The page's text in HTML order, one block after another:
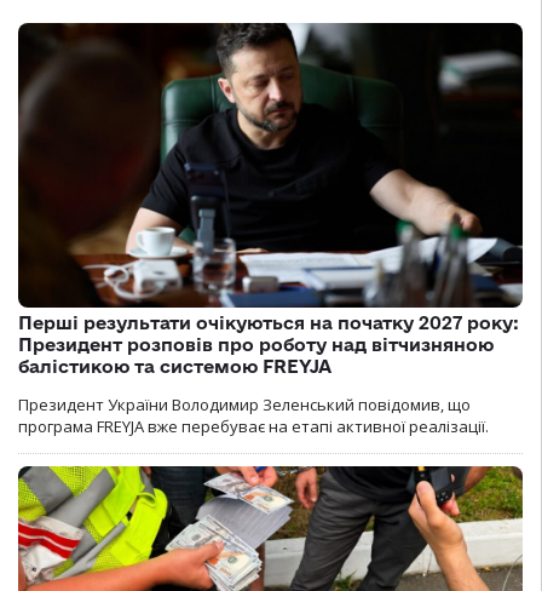
Перші результати очікуються на початку 2027 року:
Президент розповів про роботу над вітчизняною
балістикою та системою FREYJA
Президент України Володимир Зеленський повідомив, що
програма FREYJA вже перебуває на етапі активної реалізації.